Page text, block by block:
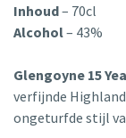
Inhoud– 70cl
Alcohol– 43%
Glengoyne 15
verfijnde
ongeturfde stijl